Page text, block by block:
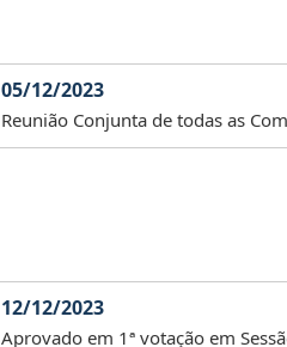
05/12/2023
Reunião Conjunta de todas as
12/12/2023
Aprovado em 1ª votação em